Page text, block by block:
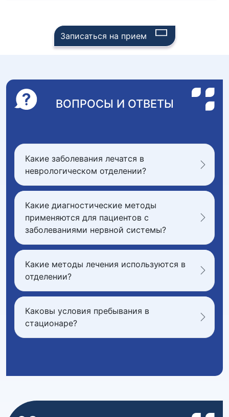
Записаться на прием
ВОПРОСЫ И ОТВЕТЫ
Какие заболевания лечатся в
неврологическом отделении?
Какие диагностические методы
применяются для пациентов с
заболеваниями нервной системы?
Какие методы лечения используются в
отделении?
Каковы условия пребывания в
стационаре?